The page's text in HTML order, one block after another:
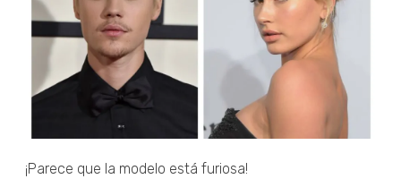
¡Parece que la modelo está furiosa!